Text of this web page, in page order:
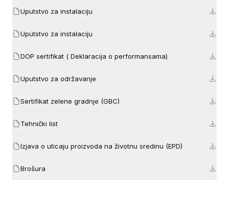
Uputstvo za instalaciju
Uputstvo za instalaciju
DOP sertifikat ( Deklaracija o performansama)
Uputstvo za održavanje
Sertifikat zelene gradnje (GBC)
Tehnički list
Izjava o uticaju proizvoda na životnu sredinu (EPD)
Brošura